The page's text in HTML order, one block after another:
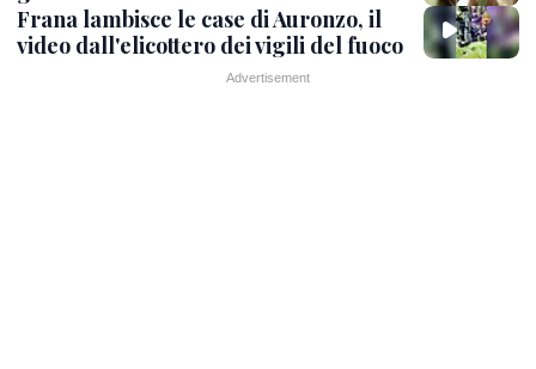
Frana lambisce le case di Auronzo, il
video dall'elicottero dei vigili del fuoco